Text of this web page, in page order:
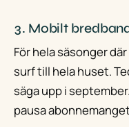
3. Mobilt
För hela säsonger
surf till hela huset.
säga upp i
pausa